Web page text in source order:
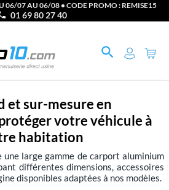
06/07 AU 06/08 • CODE PROMO : REMISE15
01 69 80 27 40
et sur-mesure en
votre véhicule à
habitation
une large gamme de carport aluminium
différentes dimensions, accessoires
disponibles adaptées à nos modèles.